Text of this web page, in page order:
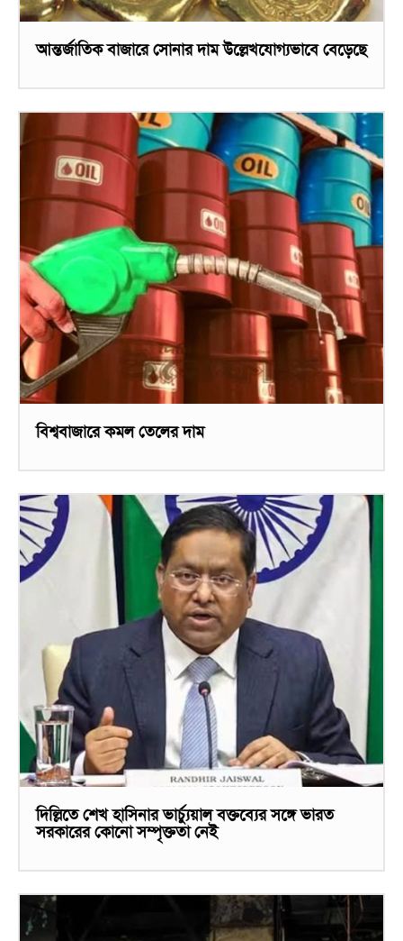
আন্তর্জাতিক বাজারে সোনার দাম উল্লেখযোগ্যভাবে বেড়েছে
বিশ্ববাজারে কমল তেলের দাম
দিল্লিতে শেখ হাসিনার ভার্চ্যুয়াল বক্তব্যের সঙ্গে ভারত
সরকারের কোনো সম্পৃক্ততা নেই